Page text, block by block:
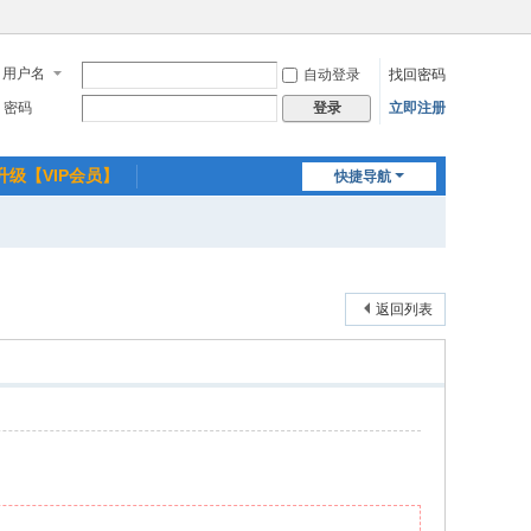
用户名 自动登录
找回密码
密码
登录 立即注册
快捷导航
级【VIP会员】
返回列表